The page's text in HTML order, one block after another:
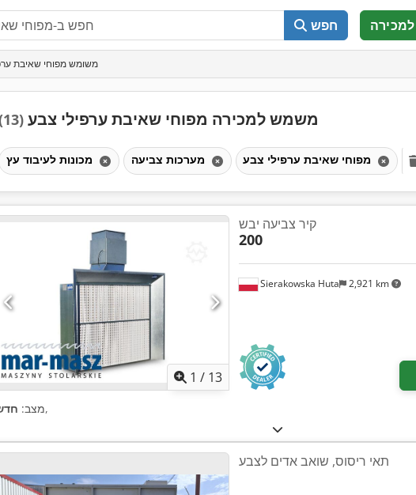
חפש למכירה
משומש מפוחי שאיבת
משמש למכירה מפוחי שאיבת ערפילי צבע (13)
1 / 13
Sierakowska Huta 2,921 km
קיר צביעה יבש
200
מצב:,
תאי ריסוס, שואב אדים לצבע